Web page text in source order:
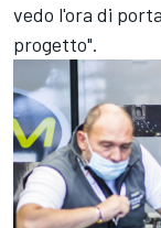
vedo l'ora di
progetto".